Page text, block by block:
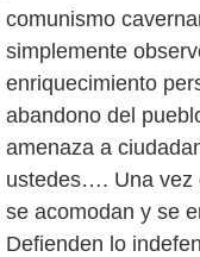
comunismo
simplemente
enriquecimiento
abandono del
amenaza a
ustedes…. Una vez
se acomodan y se
Defienden lo